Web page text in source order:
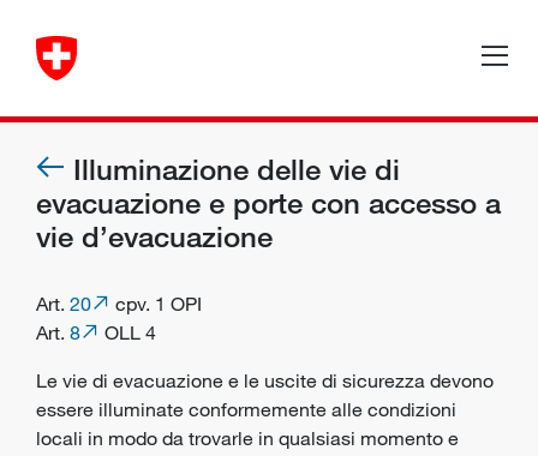
Illuminazione delle vie di
evacuazione e porte con accesso a
vie d’evacuazione
Art. 20
cpv. 1 OPI
Art. 8
OLL 4
Le vie di evacuazione e le uscite di sicurezza devono
essere illuminate conformemente alle condizioni
locali in modo da trovarle in qualsiasi momento e